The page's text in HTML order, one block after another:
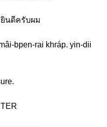
ยินดีครับผม
bpen-rai khráp. yin-dii